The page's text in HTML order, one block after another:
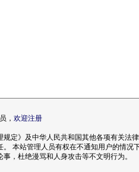
， 欢迎注册
定》及中华人民共和国其他各项有关法
本站管理人员有权在不通知用户的情况
，杜绝漫骂和人身攻击等不文明行为。